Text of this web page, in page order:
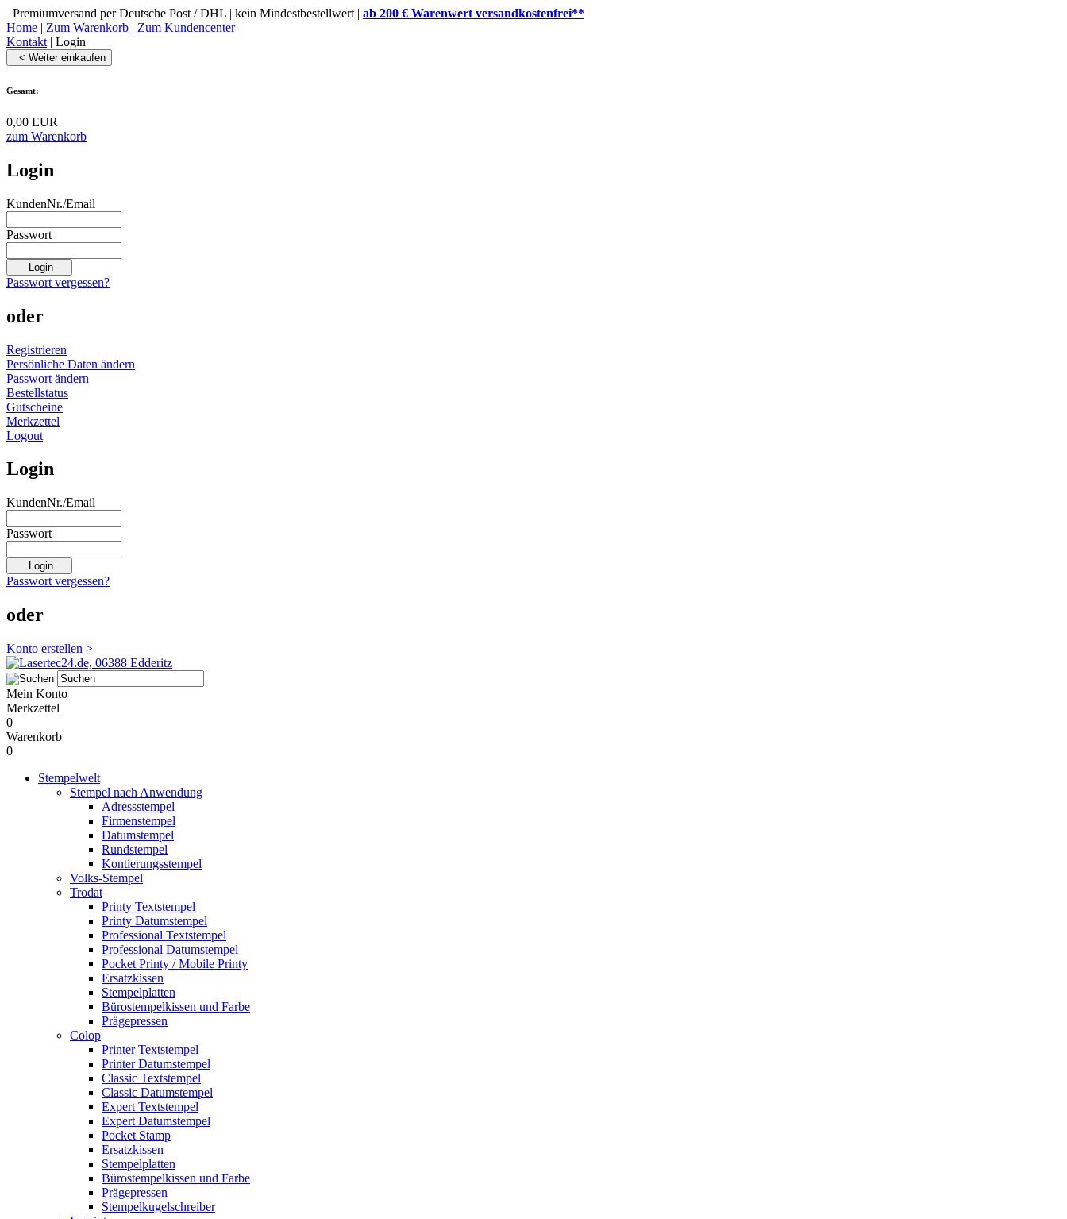
Premiumversand per Deutsche Post / DHL | kein Mindestbestellwert | ab 200 € Warenwert versandkostenfrei**
Home | Zum Warenkorb | Zum Kundencenter
Kontakt | Login
< Weiter einkaufen
Gesamt:
0,00 EUR
zum Warenkorb
Login
KundenNr./Email
Passwort
Passwort vergessen?
oder
Registrieren
Persönliche Daten ändern
Passwort ändern
Bestellstatus
Gutscheine
Merkzettel
Logout
Login
KundenNr./Email
Passwort
Passwort vergessen?
oder
Konto erstellen >
Mein Konto
Merkzettel
0
Warenkorb
0
Stempelwelt
Stempel nach Anwendung
Adressstempel
Firmenstempel
Datumstempel
Rundstempel
Kontierungsstempel
Volks-Stempel
Trodat
Printy Textstempel
Printy Datumstempel
Professional Textstempel
Professional Datumstempel
Pocket Printy / Mobile Printy
Ersatzkissen
Stempelplatten
Bürostempelkissen und Farbe
Prägepressen
Colop
Printer Textstempel
Printer Datumstempel
Classic Textstempel
Classic Datumstempel
Expert Textstempel
Expert Datumstempel
Pocket Stamp
Ersatzkissen
Stempelplatten
Bürostempelkissen und Farbe
Prägepressen
Stempelkugelschreiber